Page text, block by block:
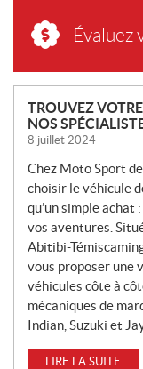
Évaluez
N
O
U
V
E
L
L
E
S
TROUVEZ
NOS
8 juillet 2024
Chez Moto Sport
choisir le véhicule
qu’un simple achat
vos aventures.
Abitibi-
vous proposer une
véhicules côte à
mécaniques de
Indian, Suzuki et
LIRE LA SUITE